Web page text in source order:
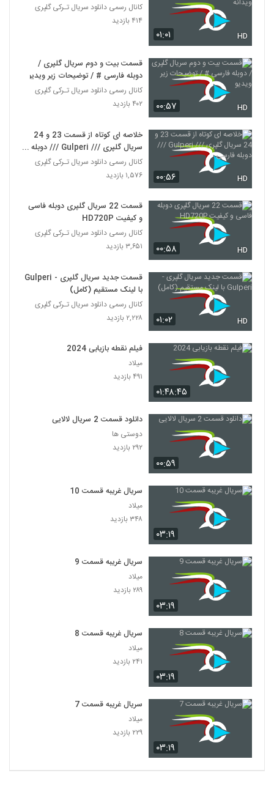
۰۱:۰۱ HD
کانال رسمی دانلود سریال تـرکی گلپری
۴۱۴ بازدید
۰۰:۵۷ HD
قسمت بیت و دوم سریال گلپری /
دوبله فارسی # / توضیحات زیر ویدیو
کانال رسمی دانلود سریال تـرکی گلپری
۴۰۲ بازدید
۰۰:۵۶ HD
خلاصه ای کوتاه از قسمت 23 و 24
سریال گلپری /// Gulperi /// دوبله
فارسی
کانال رسمی دانلود سریال تـرکی گلپری
۱,۵۷۶ بازدید
۰۰:۵۸ HD
قسمت 22 سریال گلپری دوبله فاسی
و کیفیت HD720P
کانال رسمی دانلود سریال تـرکی گلپری
۳,۶۵۱ بازدید
۰۱:۰۲ HD
قسمت جدید سریال گلپری - Gulperi
با لینک مستقیم (کامل)
کانال رسمی دانلود سریال تـرکی گلپری
۲,۲۲۸ بازدید
۰۱:۴۸:۴۵
فیلم نقطه بازیابی 2024
میلاد
۴۹۱ بازدید
۰۰:۵۹
دانلود قسمت 2 سریال لالایی
دوستی ها
۲۹۲ بازدید
۰۳:۱۹
سریال غریبه قسمت 10
میلاد
۳۴۸ بازدید
۰۳:۱۹
سریال غریبه قسمت 9
میلاد
۲۸۹ بازدید
۰۳:۱۹
سریال غریبه قسمت 8
میلاد
۲۴۱ بازدید
۰۳:۱۹
سریال غریبه قسمت 7
میلاد
۲۲۹ بازدید